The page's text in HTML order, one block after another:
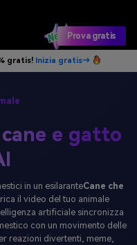
Prova gratis
gratis! Inizia gratis→
e gatto
in un esilaranteCane che
il video del tuo animale
artificiale sincronizza
con un movimento delle
reazioni divertenti, meme,